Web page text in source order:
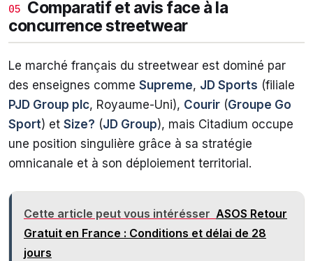
05 Comparatif et avis face à la
concurrence streetwear
Le marché français du streetwear est dominé par
des enseignes comme Supreme, JD Sports (filiale
PJD Group plc, Royaume-Uni), Courir (Groupe Go
Sport) et Size? (JD Group), mais Citadium occupe
une position singulière grâce à sa stratégie
omnicanale et à son déploiement territorial.
Cette article peut vous intérésser ASOS Retour
Gratuit en France : Conditions et délai de 28
jours